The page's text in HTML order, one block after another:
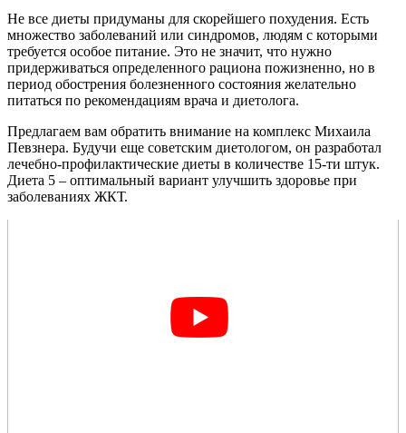
Не все диеты придуманы для скорейшего похудения. Есть
множество заболеваний или синдромов, людям с которыми
требуется особое питание. Это не значит, что нужно
придерживаться определенного рациона пожизненно, но в
период обострения болезненного состояния желательно
питаться по рекомендациям врача и диетолога.
Предлагаем вам обратить внимание на комплекс Михаила
Певзнера. Будучи еще советским диетологом, он разработал
лечебно-профилактические диеты в количестве 15-ти штук.
Диета 5 – оптимальный вариант улучшить здоровье при
заболеваниях ЖКТ.